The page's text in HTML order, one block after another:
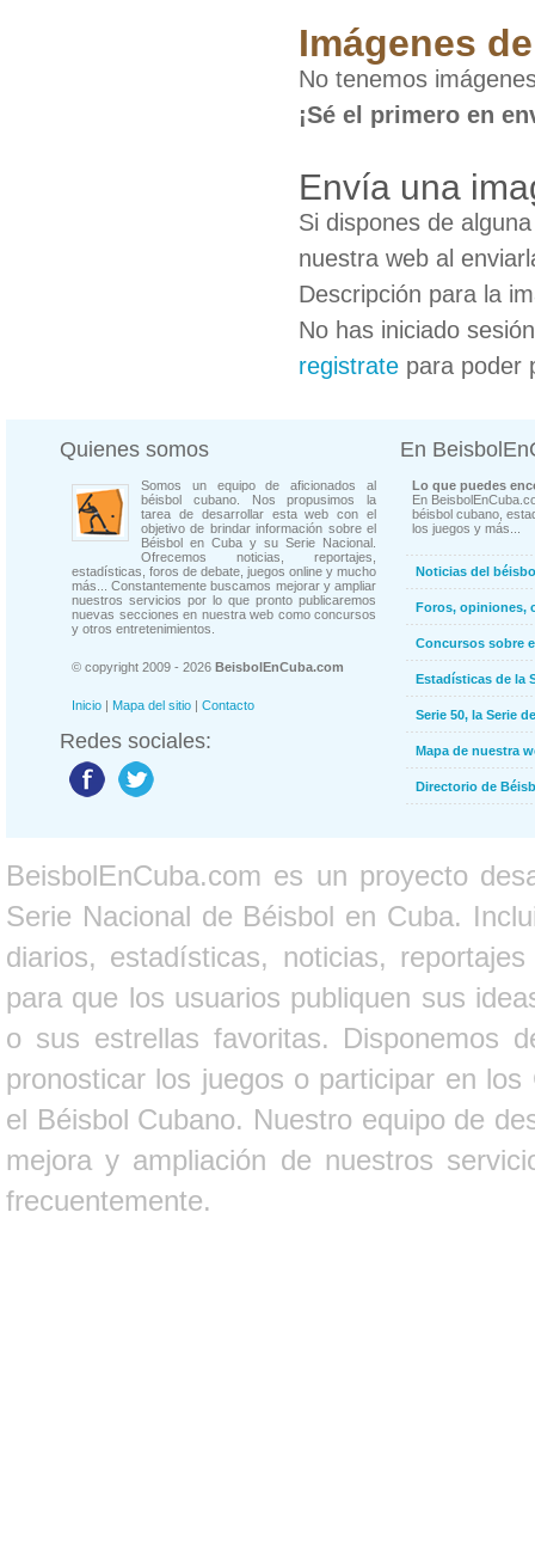
Imágenes
No tenemos
¡Sé el primero en
Envía una
Si dispones de
nuestra web al
Descripción para la
No has iniciado
registrate para poder
Quienes somos
Somos un equipo de aficionados al
béisbol cubano. Nos propusimos la
tarea de desarrollar esta web con el
objetivo de brindar información sobre el
Béisbol en Cuba y su Serie Nacional.
Ofrecemos noticias, reportajes,
estadísticas, foros de debate, juegos online y mucho
más... Constantemente buscamos mejorar y ampliar
nuestros servicios por lo que pronto publicaremos
nuevas secciones en nuestra web como concursos
y otros entretenimientos.
© copyright 2009 - 2026 BeisbolEnCuba.com
Inicio | Mapa del sitio | Contacto
Redes sociales:
En
Lo que puedes
En
béisbol cubano,
los juegos y más...
Noticias del
Foros, opiniones,
Concursos sobre
Estadísticas de la
Serie 50, la Serie
Mapa de nuestra
Directorio de
BeisbolEnCuba.com es un proyecto
Serie Nacional de Béisbol en Cuba.
diarios, estadísticas, noticias,
para que los usuarios publiquen sus
o sus estrellas favoritas. Disponemos
pronosticar los juegos o participar en
el Béisbol Cubano. Nuestro equipo de
mejora y ampliación de nuestros
frecuentemente.